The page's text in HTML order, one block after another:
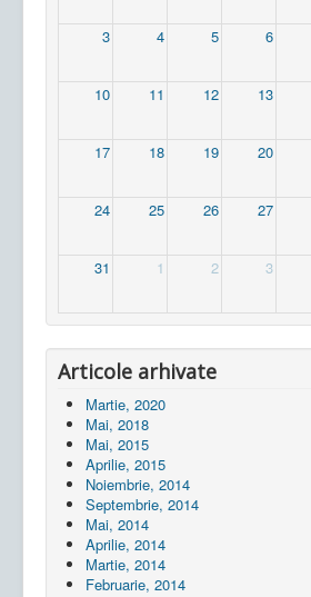
3 4 5 6
10 11 12 13
17 18 19 20
24 25 26 27
31 1 2 3
Articole arhivate
Martie, 2020
Mai, 2018
Mai, 2015
Aprilie, 2015
Noiembrie, 2014
Septembrie, 2014
Mai, 2014
Aprilie, 2014
Martie, 2014
Februarie, 2014